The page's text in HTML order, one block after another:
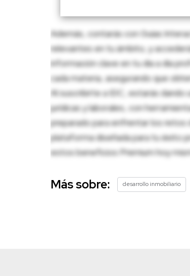
Además, contarás con Guías
relevantes en tu ámbito, y
información clave en tu día a día
cada materia, asegurando que
Al suscribirte a IDC, estarás
jurídicas y laborales, con
preparado para enfrentar los retos
plataforma diseñada para tu éxito
estos beneficios Premium hoy
Más sobre: desarrollo inmobiliario